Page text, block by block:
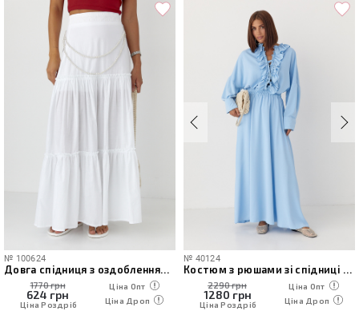
№ 100624
Довга спідниця з оздобленням із перлів
1770 грн
624 грн
Ціна Роздріб
Ціна Опт
Ціна Дроп
№ 40124
Костюм з рюшами зі спідниці та блузи
2290 грн
1280 грн
Ціна Роздріб
Ціна Опт
Ціна Дроп